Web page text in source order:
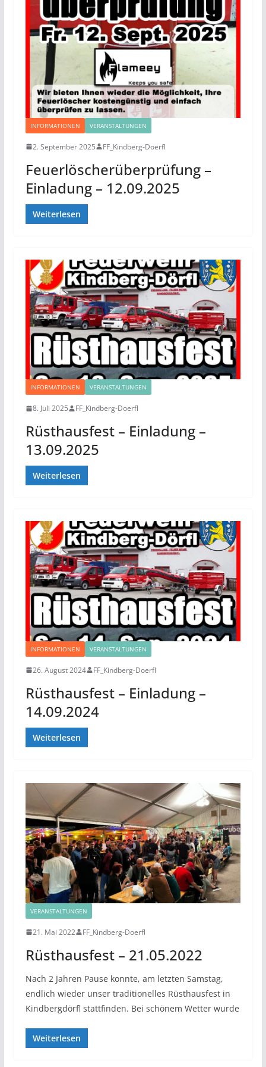
INFORMATIONEN VERANSTALTUNGEN
2. September 2025 FF_Kindberg-Doerfl
Feuerlöscherüberprüfung –
Einladung – 12.09.2025
Weiterlesen
INFORMATIONEN VERANSTALTUNGEN
8. Juli 2025 FF_Kindberg-Doerfl
Rüsthausfest – Einladung –
13.09.2025
Weiterlesen
INFORMATIONEN VERANSTALTUNGEN
26. August 2024 FF_Kindberg-Doerfl
Rüsthausfest – Einladung –
14.09.2024
Weiterlesen
VERANSTALTUNGEN
21. Mai 2022 FF_Kindberg-Doerfl
Rüsthausfest – 21.05.2022
Nach 2 Jahren Pause konnte, am letzten Samstag,
endlich wieder unser traditionelles Rüsthausfest in
Kindbergdörfl stattfinden. Bei schönem Wetter wurde
Weiterlesen